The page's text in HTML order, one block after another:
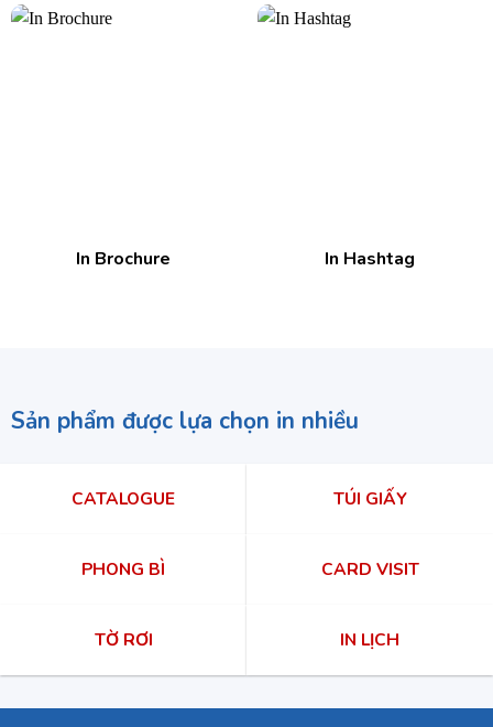
In Brochure In Hashtag
Sản phẩm được lựa chọn in nhiều
CATALOGUE TÚI GIẤY
PHONG BÌ CARD VISIT
TỜ RƠI IN LỊCH